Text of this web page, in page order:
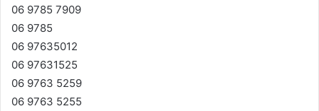
06 9785 7909
06 9785
06 97635012
06 97631525
06 9763 5259
06 9763 5255